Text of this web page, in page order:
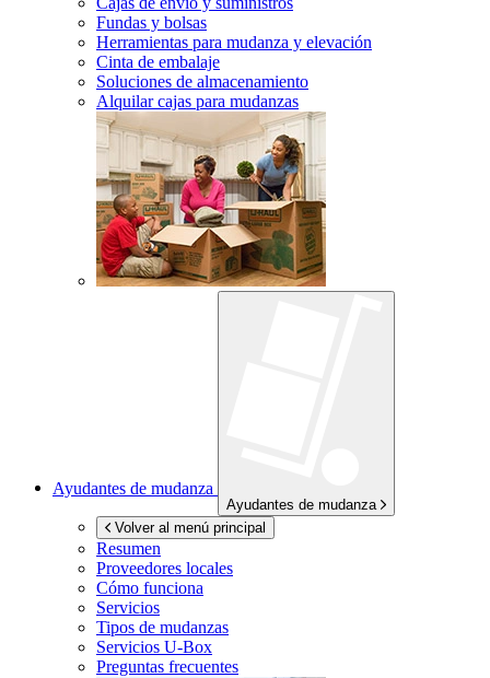
Fundas y bolsas
Herramientas para mudanza y elevación
Cinta de embalaje
Soluciones de almacenamiento
Alquilar cajas para mudanzas
Ayudantes de mudanza
Ayudantes de mudanza
Volver al menú principal
Resumen
Proveedores locales
Cómo funciona
Servicios
Tipos de mudanzas
Servicios U-Box
Preguntas frecuentes